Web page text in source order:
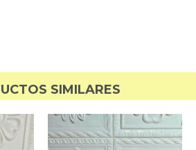
SIMILARES